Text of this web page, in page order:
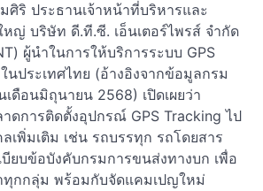
ริ ประธานเจ้าหน้าที่บริหารและ
หญ่ บริษัท ดี.ที.ซี. เอ็นเตอร์ไพรส์ จำกัด
ผู้นำในการให้บริการระบบ GPS
นประเทศไทย (อ้างอิงจากข้อมูลกรม
ดือนมิถุนายน 2568) เปิดเผยว่า
ดการติดตั้งอุปกรณ์ GPS Tracking ไป
เพิ่มเติม เช่น รถบรรทุก รถโดยสาร
ยบข้อบังคับกรมการขนส่งทางบก เพื่อ
กกลุ่ม พร้อมกับจัดแคมเปญใหม่